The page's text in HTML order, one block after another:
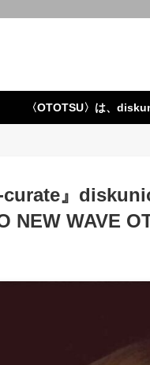
〈OTOTSU〉は、
curate』
NEW WAVE